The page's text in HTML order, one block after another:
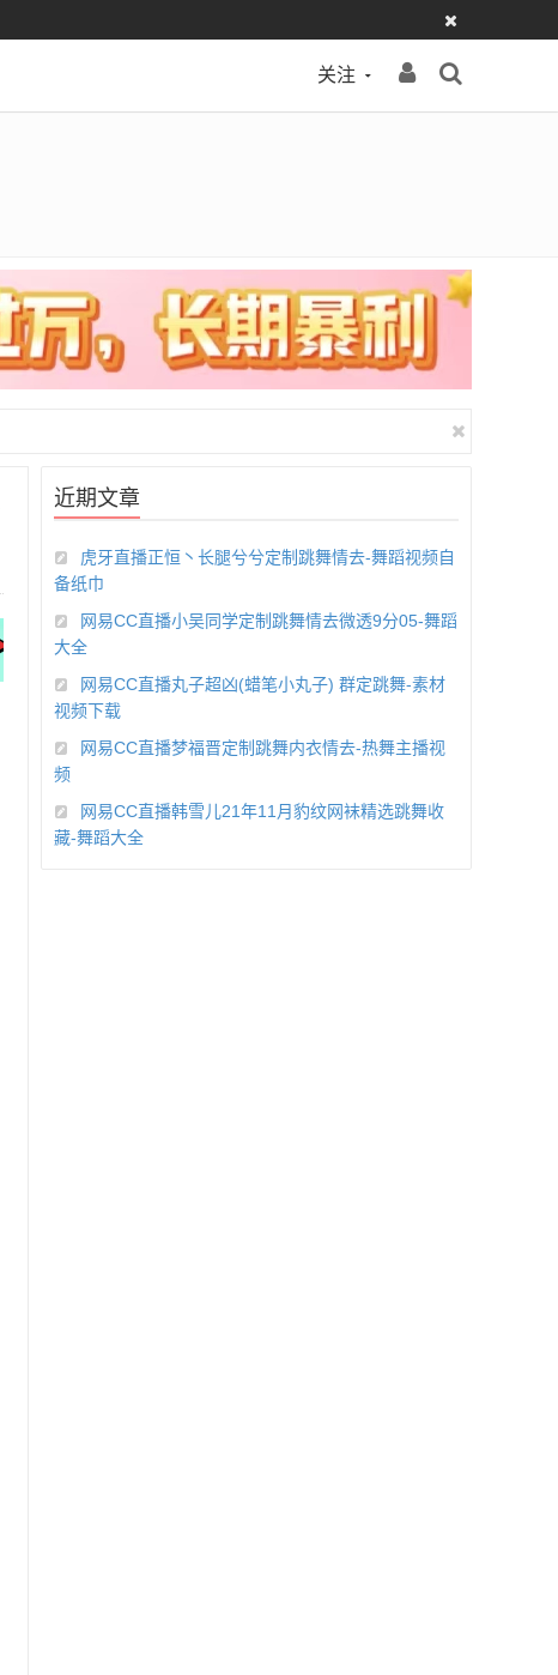
关注
近期文章
虎牙直播正恒丶长腿兮兮定制跳舞情去-舞蹈视频自
备纸巾
网易CC直播小吴同学定制跳舞情去微透9分05-舞蹈
大全
网易CC直播丸子超凶(蜡笔小丸子) 群定跳舞-素材
视频下载
网易CC直播梦福晋定制跳舞内衣情去-热舞主播视
频
网易CC直播韩雪儿21年11月豹纹网袜精选跳舞收
藏-舞蹈大全